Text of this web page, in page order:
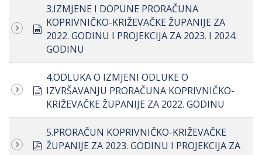
spreadsheet
3.IZMJENE I DOPUNE PRORAČUNA
KOPRIVNIČKO-KRIŽEVAČKE ŽUPANIJE ZA
2022. GODINU I PROJEKCIJA ZA 2023. I 2024.
GODINU
document
4.ODLUKA O IZMJENI ODLUKE O
IZVRŠAVANJU PRORAČUNA KOPRIVNIČKO-
KRIŽEVAČKE ŽUPANIJE ZA 2022. GODINU
pdf
5.PRORAČUN KOPRIVNIČKO-KRIŽEVAČKE
ŽUPANIJE ZA 2023. GODINU I PROJEKCIJA ZA